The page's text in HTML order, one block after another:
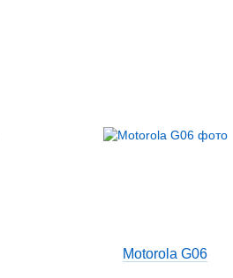
Motorola G06